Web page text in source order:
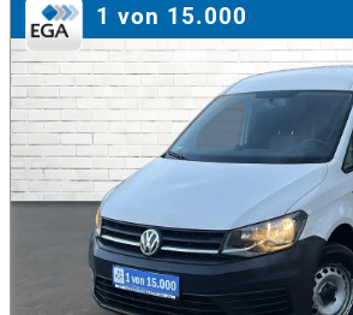
1 von 15.000